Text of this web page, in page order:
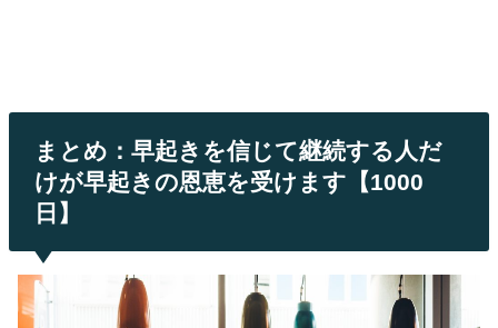
まとめ：早起きを信じて継続する人だ
けが早起きの恩恵を受けます【1000
日】